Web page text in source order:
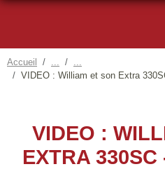
Accueil
VIDEO : William et son Extra
VIDEO :
EXTRA 330SC